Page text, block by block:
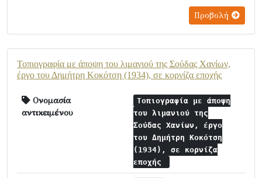
Προβολή
Τοπιογραφία με άποψη του λιμανιού της Σούδας Χανίων,
έργο του Δημήτρη Κοκότση (1934), σε κορνίζα εποχής
Ονομασία
αντικειμένου
Τοπιογραφία με άποψη
του λιμανιού της
Σούδας Χανίων, έργο
του Δημήτρη Κοκότση
(1934), σε κορνίζα
εποχής